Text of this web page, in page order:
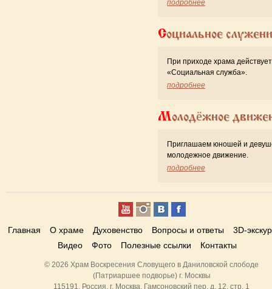
подробнее
Социальное
При приходе храма действует
«Cоциальная служба».
подробнее
Молодёжное
Приглашаем юношей и
молодежное движение.
подробнее
Главная О храме Духовенство Вопросы и ответы
3D-
Видео
Фото Полезные ссылки Контакты
© 2026 Храм Воскресения Словущего в Даниловской слободе
(Патриаршее подворье) г. Москвы
115191, Россия, г. Москва, Гамсоновский пер, д. 12, стр. 1